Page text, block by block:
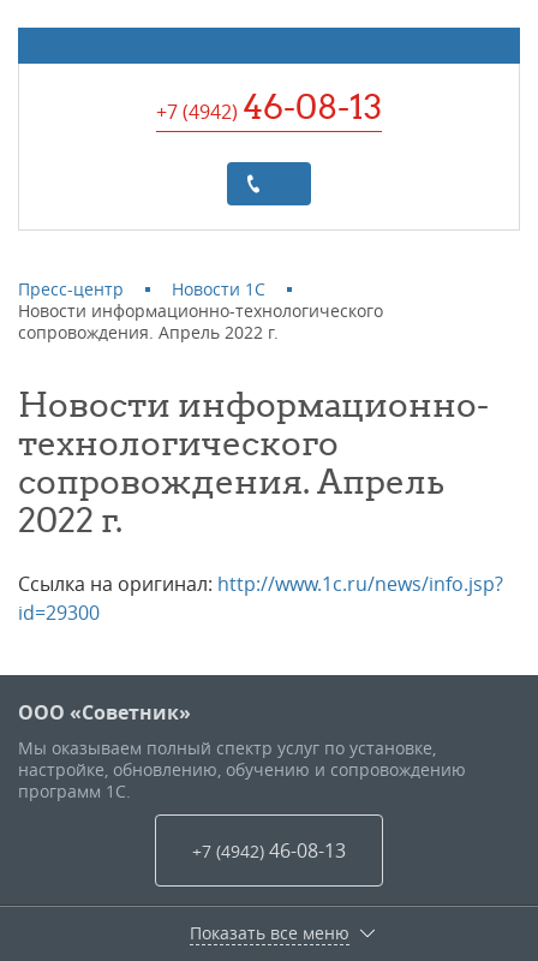
+7 (4942) 46-08-13
Пресс-центр
Новости 1С
Новости информационно-технологического
сопровождения. Апрель 2022 г.
Новости информационно-
технологического
сопровождения. Апрель
2022 г.
Ссылка на оригинал: http://www.1c.ru/news/info.jsp?
id=29300
ООО «Советник»
Мы оказываем полный спектр услуг по установке,
настройке, обновлению, обучению и сопровождению
программ 1С.
+7 (4942) 46-08-13
Показать все меню